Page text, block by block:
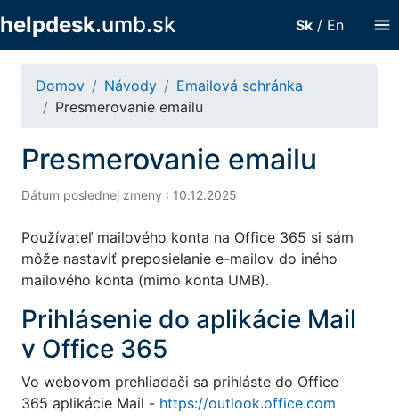
menu
helpdesk.umb.sk Sk / En
Domov Návody
Emailová schránka
Presmerovanie emailu
Presmerovanie emailu
Dátum poslednej zmeny : 10.12.2025
Používateľ mailového konta na Office 365 si sám
môže nastaviť preposielanie e-mailov do iného
mailového konta (mimo konta UMB).
Prihlásenie do aplikácie Mail
v Office 365
Vo webovom prehliadači sa prihláste do Office
365 aplikácie Mail - https://outlook.office.com